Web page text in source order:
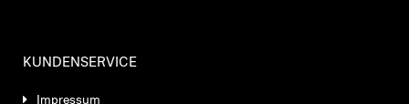
KUNDENSERVICE
Impressum